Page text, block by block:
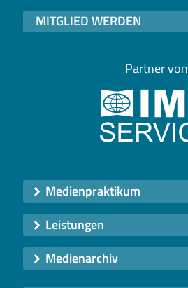
MITGLIED WERDEN
Partner von
Medienpraktikum
Leistungen
Medienarchiv